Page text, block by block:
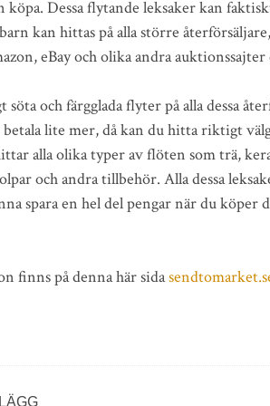
köpa. Dessa flytande leksaker kan
kan hittas på alla större
eBay och olika andra auktionssajter
och färgglada flyter på alla dessa
lite mer, då kan du hitta riktigt
alla olika typer av flöten som trä,
och andra tillbehör. Alla dessa
spara en hel del pengar när du köper
finns på denna här sida